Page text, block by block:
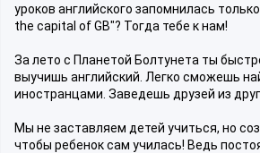
уроков английского запомнилась
the capital of GB"? Тогда тебе к нам!
За лето с Планетой Болтунета ты
выучишь английский. Легко сможешь
иностранцами. Заведешь друзей из
Мы не заставляем детей учиться, но
чтобы ребенок сам училась! Ведь